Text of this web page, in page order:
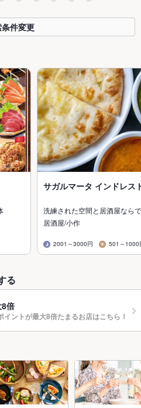
件変更
サガルマータ インドレス
洗練された空間と居酒屋なら
居酒屋/小作
2001～3000円 501～1000
る
倍
ントが最大8倍たまるお店はこちら！